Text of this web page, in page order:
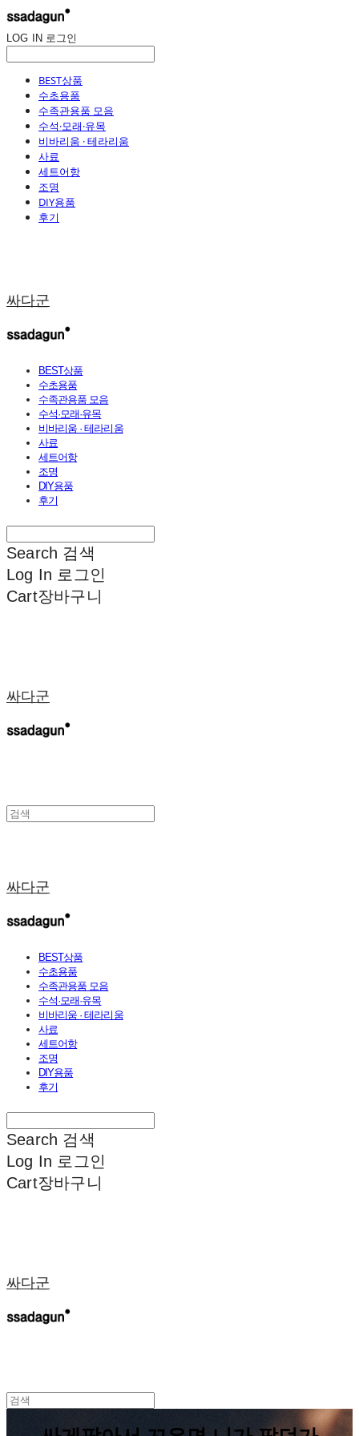
LOG IN 로그인
BEST상품
수초용품
수족관용품 모음
수석·모래·유목
비바리움 · 테라리움
사료
세트어항
조명
DIY용품
후기
싸다군
BEST상품
수초용품
수족관용품 모음
수석·모래·유목
비바리움 · 테라리움
사료
세트어항
조명
DIY용품
후기
Search 검색
Log In 로그인
Cart장바구니
싸다군
싸다군
BEST상품
수초용품
수족관용품 모음
수석·모래·유목
비바리움 · 테라리움
사료
세트어항
조명
DIY용품
후기
Search 검색
Log In 로그인
Cart장바구니
싸다군